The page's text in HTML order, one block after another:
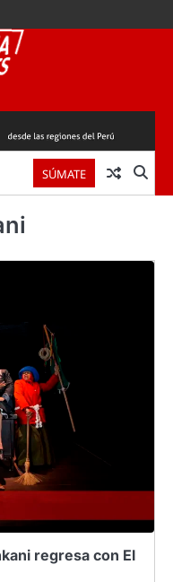
SÚMATE
regresa con El